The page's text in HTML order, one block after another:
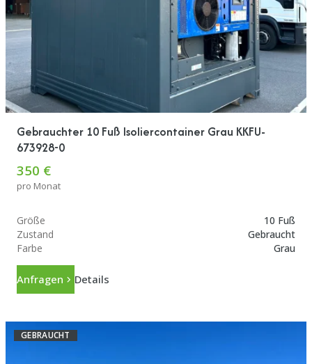
Gebrauchter 10 Fuß Isoliercontainer Grau KKFU-
673928-0
350 €
pro Monat
Größe
10 Fuß
Zustand
Gebraucht
Farbe
Grau
Anfragen Details
GEBRAUCHT